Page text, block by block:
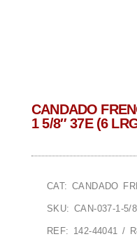
CANDADO
1 5/8″ 37E (6
CAT: CANDADO
SKU: CAN-037-1-5/
REF: 142-44041 /